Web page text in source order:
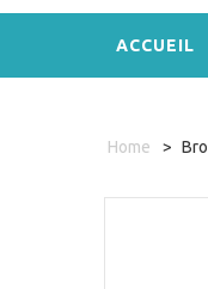
ACCUEIL
Home >